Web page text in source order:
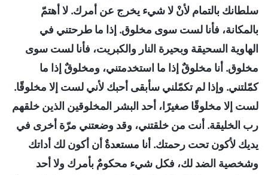
سلطانك بالتمام لأنْ لا شيء يخرج عن أمرك. لا أهتمّ
بالمكانة، فأنا لست سوى مخلوق. إذا ما طرحتني في
الهاوية السحيقة وبحيرة النار والكبريت، فأنا لست سوى
مخلوق. أنا مخلوقٌ إذا ما استخدمتني، ومخلوقٌ إذا ما
كمّلتني. وإذا لم تكمّلني سأبقى أحبك لأني لست إلا مخلوقًا.
لست إلا مخلوقًا صغيرًا، أحد البشر المخلوقين الذين خلقهم
رب الخليقة. أنت من خلقتني، وقد وضعتني مرّة أخرى في
يديك لأكون تحت رحمتك. أنا مستعدةٌ أن أكون لك أداتك
وشخصية الضد لك، فكل شيء محكومٌ بأمرك ولا أحد